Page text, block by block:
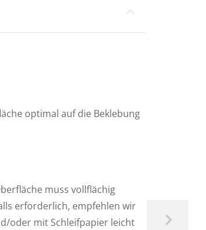
optimal auf die Beklebung
muss vollflächig
erforderlich, empfehlen wir
oder mit Schleifpapier leicht